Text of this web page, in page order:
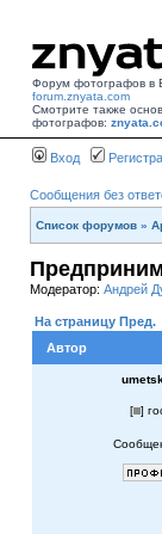
Форум фотографов в
forum.znyata.com
Смотрите также
фотографов:
Вход
Сообщения без
Список форумов »
Модератор: Андрей
На страницу Пред.
Автор
[ ]